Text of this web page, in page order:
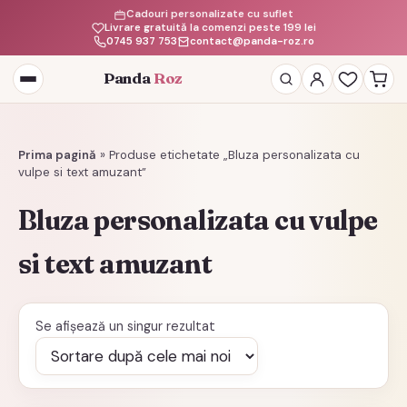
Livrare gratuită la comenzi peste 199 lei
Cadouri personalizate cu suflet
0745 937 753
contact@panda-roz.ro
Deschide
meniul
Panda Roz
Prima pagină » Produse etichetate „Bluza personalizata cu
vulpe si text amuzant”
Bluza personalizata cu vulpe
si text amuzant
Se afișează un singur rezultat